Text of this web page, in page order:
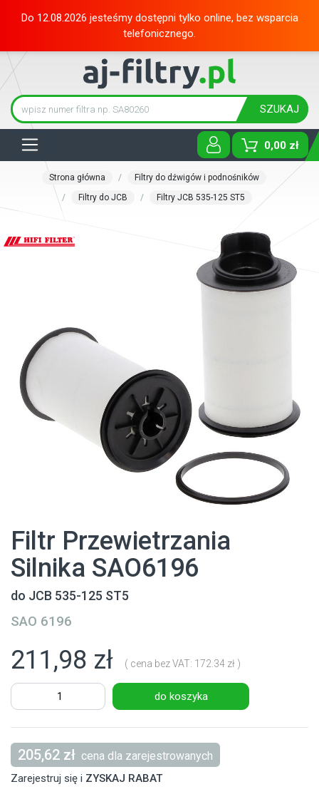
Do 12.08.2026 jesteśmy dostępni tylko online, bez wsparcia
telefonicznego.
SZUKAJ
0,00 zł
Strona główna
Filtry do dźwigów i podnośników
Filtry do JCB
Filtry JCB 535-125 ST5
Filtr Przewietrzania
Silnika SAO6196
do JCB 535-125 ST5
SAO 6196
211,98 zł ( cena bez VAT: 172.34 zł )
do koszyka
205,62 zł cena dla zarejestrowanych
Zarejestruj się i ZYSKAJ RABAT